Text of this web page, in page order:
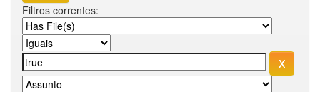
Filtros correntes: